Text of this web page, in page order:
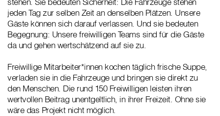
jeden Tag zur selben Zeit an denselben Plätzen. Unsere
Gäste können sich darauf verlassen. Und sie bedeuten
Begegnung: Unsere freiwilligen Teams sind für die Gäste
da und gehen wertschätzend auf sie zu.
Freiwillige Mitarbeiter*innen kochen täglich frische Suppe,
verladen sie in die Fahrzeuge und bringen sie direkt zu
den Menschen. Die rund 150 Freiwilligen leisten ihren
wertvollen Beitrag unentgeltlich, in ihrer Freizeit. Ohne sie
wäre das Projekt nicht möglich.